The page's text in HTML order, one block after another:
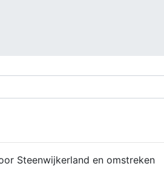
Steenwijkerland en omstreken